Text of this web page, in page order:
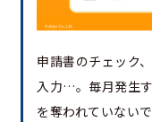
申請書のチェック
入力…。毎月発生
を奪われていない